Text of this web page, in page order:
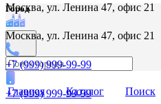
Москва, ул. Ленина 47, офис 21
Москва, ул. Ленина 47, офис 21
+7 (999) 999-99-99
+7 (999) 999-99-99
Город
Главная Каталог Поиск